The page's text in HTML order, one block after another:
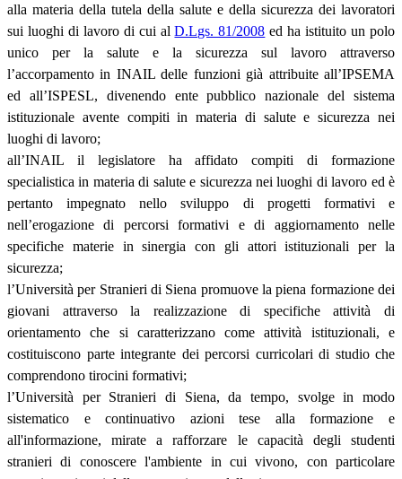
alla materia della tutela della salute e della sicurezza dei lavoratori
sui luoghi di lavoro di cui alD.Lgs. 81/2008 ed ha istituito un polo
unico per la salute e la sicurezza sul lavoro attraverso
l’accorpamento in INAIL delle funzioni già attribuite all’IPSEMA
ed all’ISPESL, divenendo ente pubblico nazionale del sistema
istituzionale avente compiti in materia di salute e sicurezza nei
luoghi di lavoro;
all’INAIL il legislatore ha affidato compiti di formazione
specialistica in materia di salute e sicurezza nei luoghi di lavoro ed è
pertanto impegnato nello sviluppo di progetti formativi e
nell’erogazione di percorsi formativi e di aggiornamento nelle
specifiche materie in sinergia con gli attori istituzionali per la
sicurezza;
l’Università per Stranieri di Siena promuove la piena formazione dei
giovani attraverso la realizzazione di specifiche attività di
orientamento che si caratterizzano come attività istituzionali, e
costituiscono parte integrante dei percorsi curricolari di studio che
comprendono tirocini formativi;
l’Università per Stranieri di Siena, da tempo, svolge in modo
sistematico e continuativo azioni tese alla formazione e
all'informazione, mirate a rafforzare le capacità degli studenti
stranieri di conoscere l'ambiente in cui vivono, con particolare